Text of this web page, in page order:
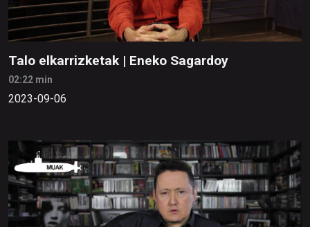
Talo elkarrizketak | Eneko Sagardoy
02:22 min
2023-09-06